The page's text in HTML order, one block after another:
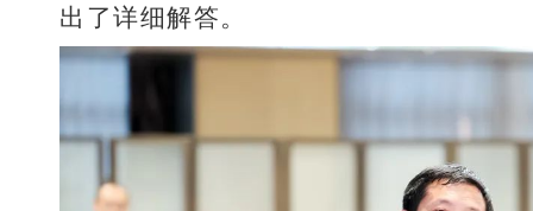
出了详细解答。